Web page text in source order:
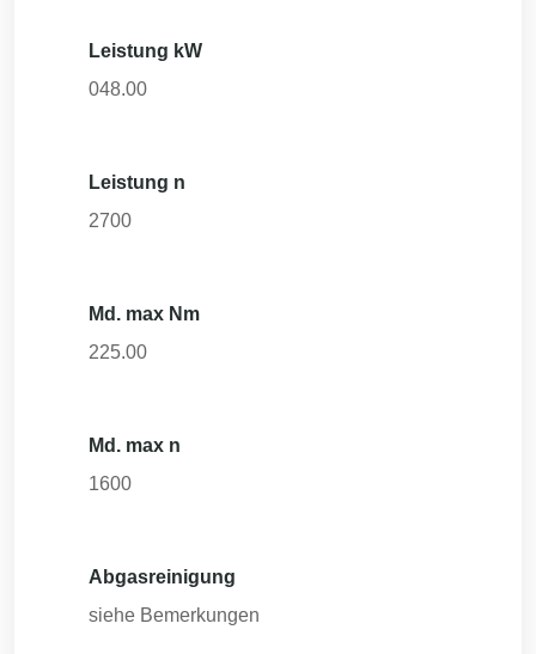
Leistung kW
048.00
Leistung n
2700
Md. max Nm
225.00
Md. max n
1600
Abgasreinigung
siehe Bemerkungen